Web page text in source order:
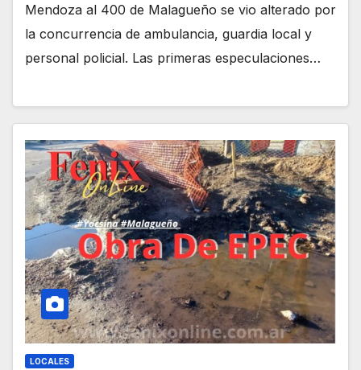
Mendoza al 400 de Malagueño se vio alterado por
la concurrencia de ambulancia, guardia local y
personal policial. Las primeras especulaciones…
LOCALES